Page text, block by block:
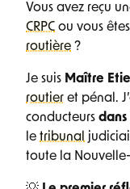
Vous avez reçu
CRPC ou vous
routière ?
Je suis Maître
routier et pénal.
conducteurs
le tribunal
toute la